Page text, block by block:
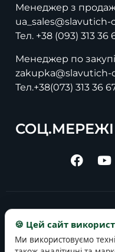
Менеджер з
Тел. +38 (093) 313 36
Менеджер по
Тел.+38(073) 313 36
СОЦ.МЕРЕЖІ
🍪 Цей сайт
Ми використовуємо